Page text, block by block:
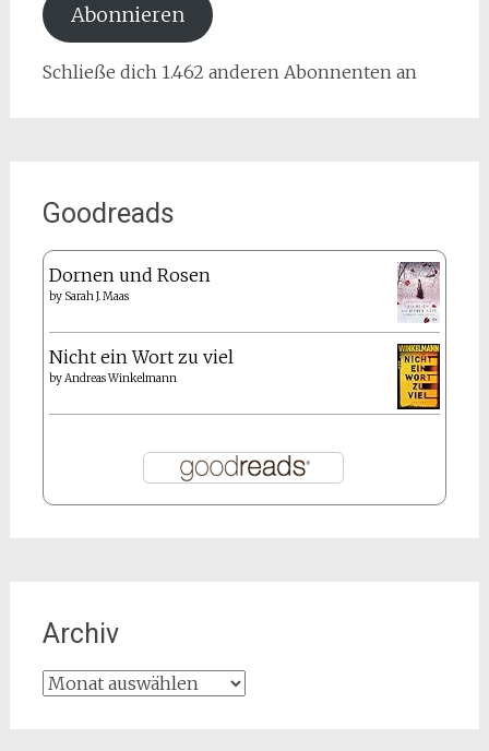
Abonnieren
Schließe dich 1.462 anderen Abonnenten an
Goodreads
Dornen und Rosen
by Sarah J. Maas
Nicht ein Wort zu viel
byAndreas Winkelmann
Archiv
Archiv